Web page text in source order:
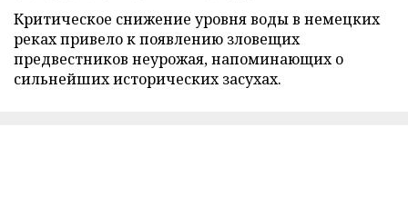
Критическое снижение уровня воды в немецких
реках привело к появлению зловещих
предвестников неурожая, напоминающих о
сильнейших исторических засухах.